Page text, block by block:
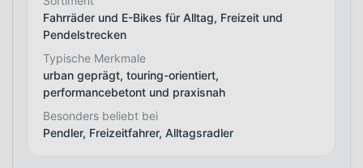
Fahrräder und E-Bikes für Alltag, Freizeit und
Pendelstrecken
Typische Merkmale
urban geprägt, touring-orientiert,
performancebetont und praxisnah
Besonders beliebt bei
Pendler, Freizeitfahrer, Alltagsradler